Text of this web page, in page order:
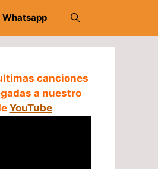
Whatsapp
canciones
a nuestro
YouTube